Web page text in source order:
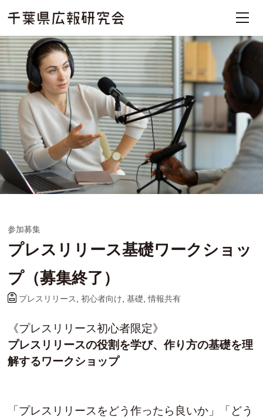
参加募集
プレスリリース基礎ワークショッ
プ（募集終了）
プレスリリース,初心者向け,基礎,情報共有
《プレスリリース初心者限定》
プレスリリースの役割を学び、作り方の基礎を理
解するワークショップ
「プレスリリースをどう作ったら良いか」「どう